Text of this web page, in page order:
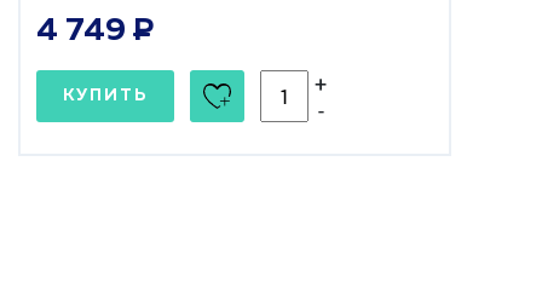
4 749
КУПИТЬ
+
-